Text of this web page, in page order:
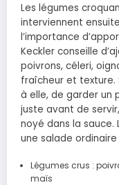
Les légumes
interviennent
l’importance
Keckler conseille
poivrons, céleri,
fraîcheur et texture.
à elle, de garder un
juste avant de
noyé dans la
une salade
Légumes crus :
maïs